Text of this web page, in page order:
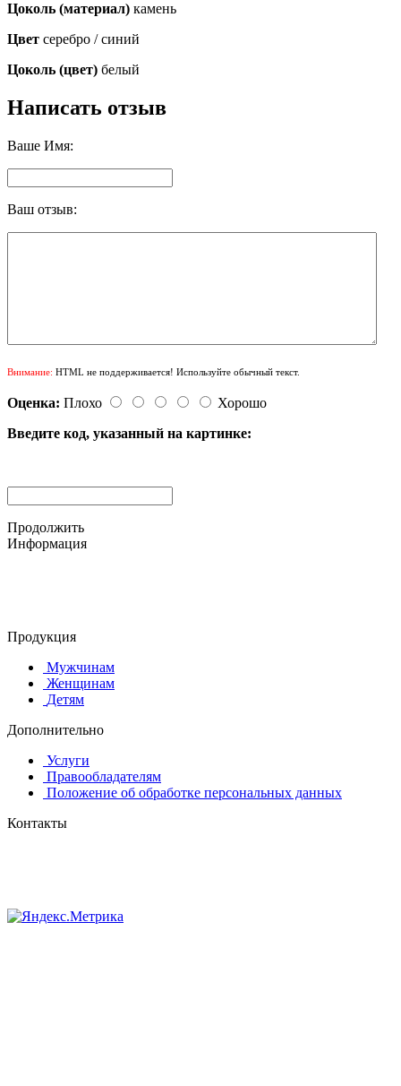
Цоколь (материал) камень
Цвет серебро / синий
Цоколь (цвет) белый
Написать отзыв
Ваше Имя:
Ваш отзыв:
Внимание: HTML не поддерживается! Используйте обычный текст.
Оценка: Плохо
Хорошо
Введите код, указанный на картинке:
Продолжить
Информация
Продукция
Мужчинам
Женщинам
Детям
Дополнительно
Услуги
Правообладателям
Положение об обработке персональных данных
Контакты